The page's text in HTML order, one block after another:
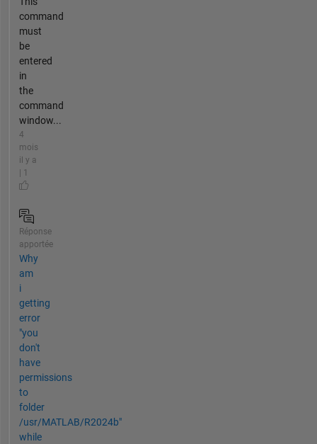
command
must
be
entered
in
the
command
window...
4
mois
il y a
| 1
Réponse
apportée
Why
am
i
getting
error
"you
don't
have
permissions
to
folder
/usr/MATLAB/R2024b"
while